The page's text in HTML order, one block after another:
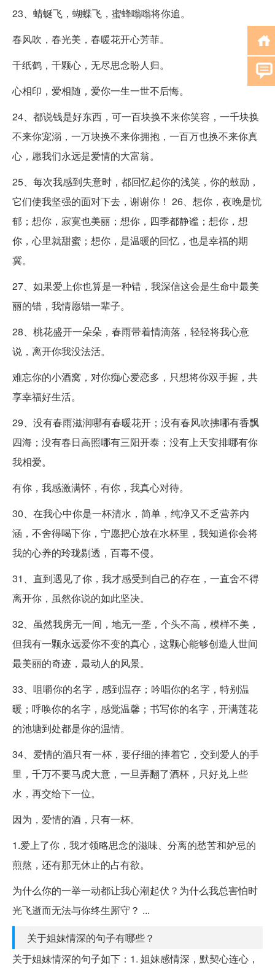
23、蜻蜒飞，蝴蝶飞，蜜蜂嗡嗡将你追。
春风吹，春光美，春暖花开心芳菲。
千纸鹤，千颗心，无尽思念盼人归。
心相印，爱相随，爱你一生一世不后悔。
24、都说钱是好东西，可一百块换不来你笑容，一千块换
不来你宠溺，一万块换不来你拥抱，一百万也换不来你真
心，愿我们永远是爱情的大富翁。
25、每次我感到失意时，都回忆起你的浅笑，你的鼓励，
它们使我坚强的面对下去，谢谢你！ 26、想你，夜晚是忧
郁；想你，寂寞也美丽；想你，四季都静谧；想你，想
你，心里就甜蜜；想你，是温暖的回忆，也是幸福的期
冀。
27、如果爱上你也算是一种错，我深信这会是生命中最美
丽的错，我情愿错一辈子。
28、桃花盛开一朵朵，春雨带着情滴落，轻轻将我心意
说，离开你我没法活。
难忘你的小酒窝，对你痴心爱恋多，只想将你双手握，共
享幸福好生活。
29、没有春雨滋润哪有春暖花开；没有春风吹拂哪有香飘
四海；没有春日高照哪有三阳开泰；没有上天安排哪有你
我相爱。
有你，我感激满怀，有你，我真心对待。
30、在我心中你是一杯清水，简单，纯净又不乏营养内
涵，不舍得喝下你，宁愿把心放在水杯里，我知道你会将
我的心养的玲珑剔透，百毒不侵。
31、直到遇见了你，我才感受到自己的存在，一直舍不得
离开你，虽然你说的如此坚决。
32、虽然我房无一间，地无一垄，个头不高，模样不美，
但我有一颗永远爱你不变的真心，这颗心能够创造人世间
最美丽的奇迹，最动人的风景。
33、咀嚼你的名字，感到温存；吟唱你的名字，特别温
暖；呼唤你的名字，感觉温馨；书写你的名字，开满莲花
的池塘到处都是你的温情。
34、爱情的酒只有一杯，要仔细的捧着它，交到爱人的手
里，千万不要马虎大意，一旦弄翻了酒杯，只好兑上些
水，再交给下一位。
因为，爱情的酒，只有一杯。
1.爱上了你，我才领略思念的滋味、分离的愁苦和妒忌的
煎熬，还有那无休止的占有欲。
为什么你的一举一动都让我心潮起伏？为什么我总害怕时
光飞逝而无法与你终生厮守？ ...
关于姐妹情深的句子有哪些？
关于姐妹情深的句子如下：1. 姐妹感情深，默契心连心，